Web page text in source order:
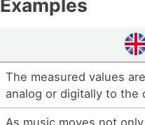
Examples
The measured values
analog or digitally to the